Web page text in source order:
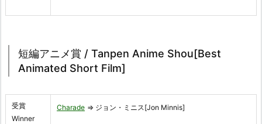
短編アニメ賞 / Tanpen Anime Shou[Best
Animated Short Film]
受賞
Winner
Charade ⇒ ジョン・ミニス[Jon Minnis]